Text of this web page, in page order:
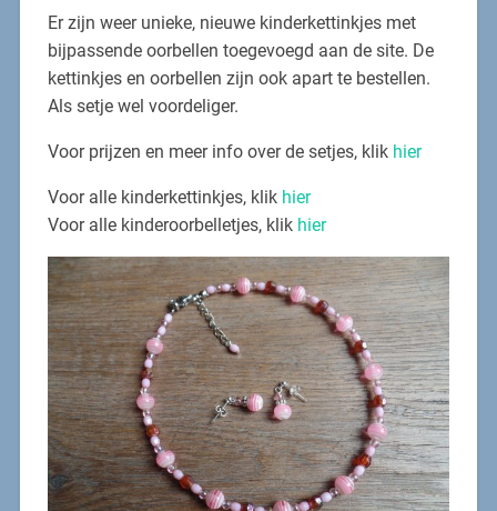
Er zijn weer unieke, nieuwe kinderkettinkjes met
bijpassende oorbellen toegevoegd aan de site. De
kettinkjes en oorbellen zijn ook apart te bestellen.
Als setje wel voordeliger.
Voor prijzen en meer info over de setjes, klik hier
Voor alle kinderkettinkjes, klik hier
Voor alle kinderoorbelletjes, klik hier